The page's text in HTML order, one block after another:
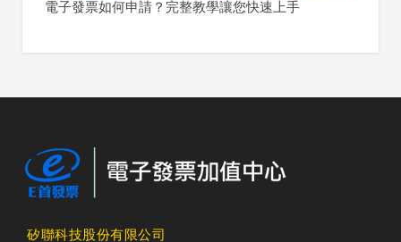
電子發票如何申請？完整教學讓您快速上手
矽聯科技股份有限公司